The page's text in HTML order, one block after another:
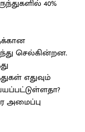
40%
செல்கின்றன.
எதுவும்
அமைப்பு